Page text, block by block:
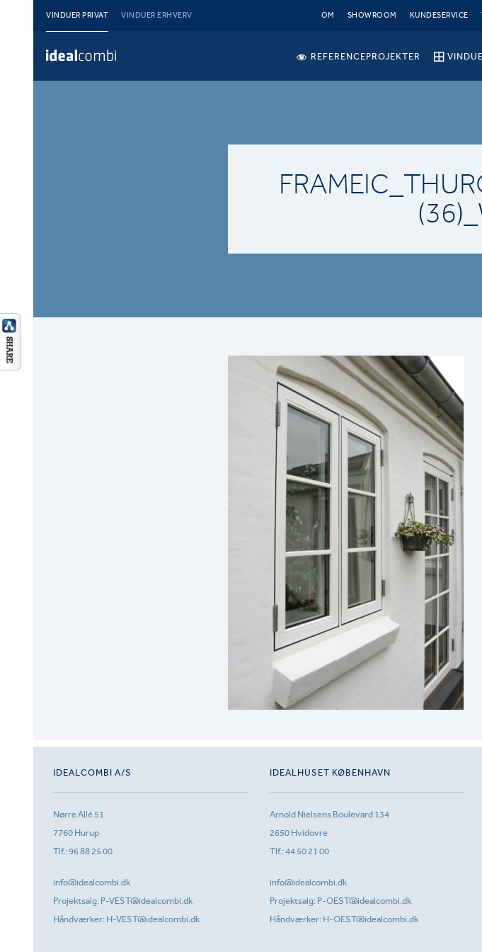
VINDUER PRIVAT VINDUER ERHVERV OM SHOWROOM KUNDESERVICE
REFERENCEPROJEKTER
IDEALCOMBI A/S
Nørre Allé 51
7760 Hurup
Tlf.:96 88 25 00
info@idealcombi.dk
Projektsalg: P-VEST@idealcombi.dk
Håndværker: H-VEST@idealcombi.dk
IDEALHUSET KØBENHAVN
Arnold Nielsens Boulevard 134
2650 Hvidovre
Tlf.:44 50 21 00
info@idealcombi.dk
Projektsalg: P-OEST@idealcombi.dk
Håndværker: H-OEST@idealcombi.dk